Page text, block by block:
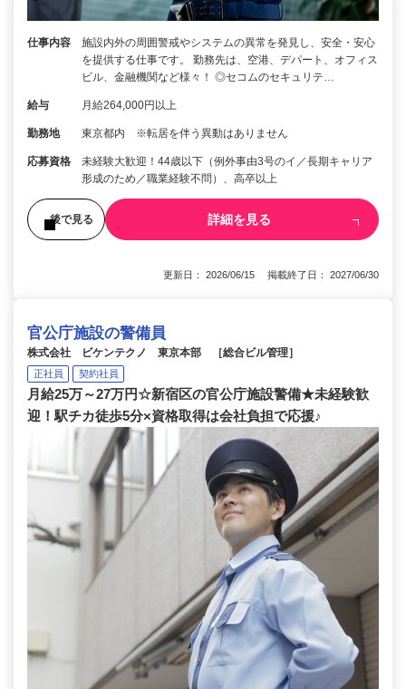
仕事内容
施設内外の周囲警戒やシステムの異常を発見し、安全・安心
を提供する仕事です。 勤務先は、空港、デパート、オフィス
ビル、金融機関など様々！ ◎セコムのセキュリテ…
給与 月給264,000円以上
勤務地 東京都内 ※転居を伴う異動はありません
応募資格
未経験大歓迎！44歳以下（例外事由3号のイ／長期キャリア
形成のため／職業経験不問）、高卒以上
後で見る 詳細を見る
更新日： 2026/06/15 掲載終了日： 2027/06/30
官公庁施設の警備員
株式会社 ビケンテクノ 東京本部 ［総合ビル管理］
正社員 契約社員
月給25万～27万円☆新宿区の官公庁施設警備★未経験歓
迎！駅チカ徒歩5分×資格取得は会社負担で応援♪